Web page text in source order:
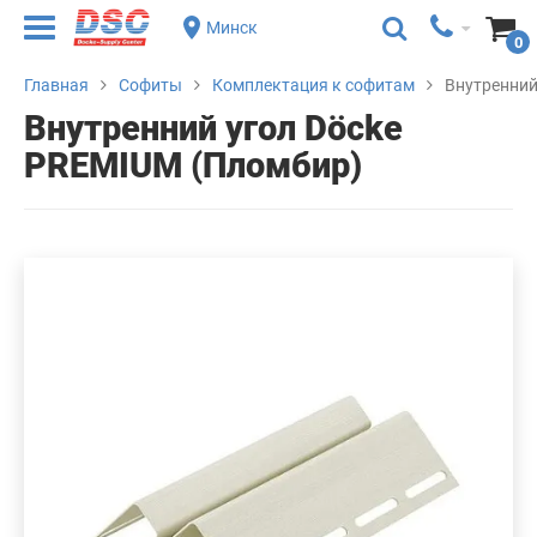
Минск
0
Главная Софиты Комплектация к софитам
Внутренний угол Döcke
PREMIUM (Пломбир)